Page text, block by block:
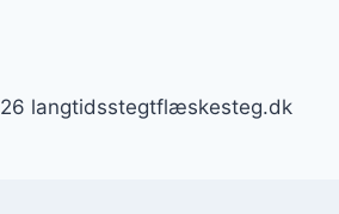
langtidsstegtflæskesteg.dk